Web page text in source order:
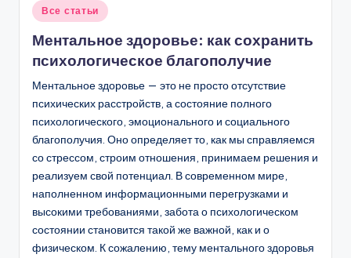
Опубликовано
Все статьи
Ментальное здоровье: как сохранить
психологическое благополучие
Ментальное здоровье — это не просто отсутствие
психических расстройств, а состояние полного
психологического, эмоционального и социального
благополучия. Оно определяет то, как мы справляемся
со стрессом, строим отношения, принимаем решения и
реализуем свой потенциал. В современном мире,
наполненном информационными перегрузками и
высокими требованиями, забота о психологическом
состоянии становится такой же важной, как и о
физическом. К сожалению, тему ментального здоровья